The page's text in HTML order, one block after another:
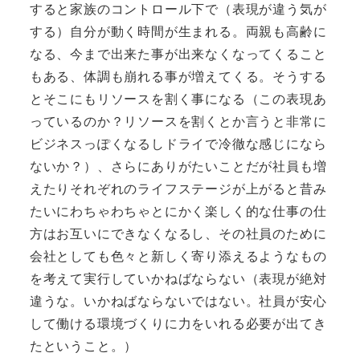
すると家族のコントロール下で（表現が違う気が
する）自分が動く時間が生まれる。両親も高齢に
なる、今まで出来た事が出来なくなってくること
もある、体調も崩れる事が増えてくる。そうする
とそこにもリソースを割く事になる（この表現あ
っているのか？リソースを割くとか言うと非常に
ビジネスっぽくなるしドライで冷徹な感じになら
ないか？）、さらにありがたいことだが社員も増
えたりそれぞれのライフステージが上がると昔み
たいにわちゃわちゃとにかく楽しく的な仕事の仕
方はお互いにできなくなるし、その社員のために
会社としても色々と新しく寄り添えるようなもの
を考えて実行していかねばならない（表現が絶対
違うな。いかねばならないではない。社員が安心
して働ける環境づくりに力をいれる必要が出てき
たということ。）